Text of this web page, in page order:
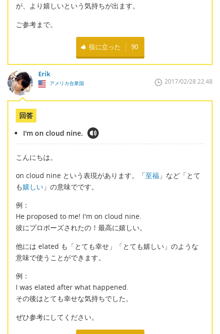
が、より嬉しいという気持ちが出ます。
ご参考まで。
役に立った 90
Erik
アメリカ合衆国 2017/02/28 22:48
回答
I'm on cloud nine.
こんにちは。
on cloud nine という表現があります。「至福 」など「とて
も嬉しい 」の意味でです。
例：
He proposed to me! I'm on cloud nine.
彼にプロポーズされたの！最高に嬉しい。
他には elated も「とても幸せ」「とても嬉しい」のような
意味で使うことができます。
例：
I was elated after what happened.
その後はとても幸せな気持ちでした。
ぜひ参考にしてください。